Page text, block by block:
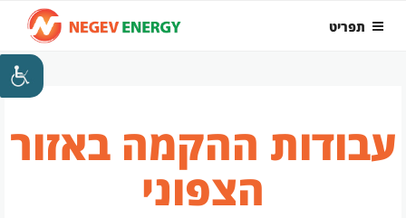
לתוכן
תפריט
עבודות ההקמה באזור
הצפוני